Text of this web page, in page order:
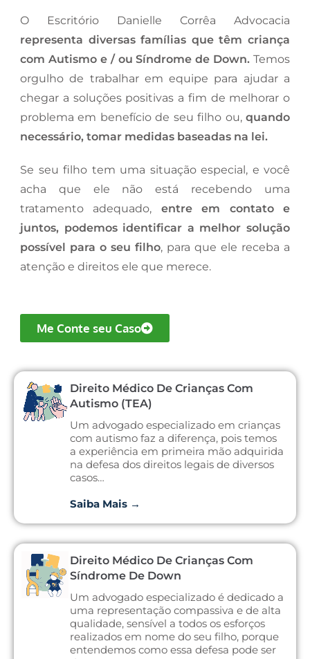
O Escritório Danielle Corrêa Advocacia
representa diversas famílias que têm criança
com Autismo e / ou Síndrome de Down. Temos
orgulho de trabalhar em equipe para ajudar a
chegar a soluções positivas a fim de melhorar o
problema em benefício de seu filho ou, quando
necessário, tomar medidas baseadas na lei.
Se seu filho tem uma situação especial, e você
acha que ele não está recebendo uma
tratamento adequado, entre em contato e
juntos, podemos identificar a melhor solução
possível para o seu filho, para que ele receba a
atenção e direitos ele que merece.
Me Conte seu Caso
Direito Médico De Crianças Com
Autismo (TEA)
Um advogado especializado em crianças
com autismo faz a diferença, pois temos
a experiência em primeira mão adquirida
na defesa dos direitos legais de diversos
casos…
Saiba Mais →
Direito Médico De Crianças Com
Síndrome De Down
Um advogado especializado é dedicado a
uma representação compassiva e de alta
qualidade, sensível a todos os esforços
realizados em nome do seu filho, porque
entendemos como essa defesa pode ser